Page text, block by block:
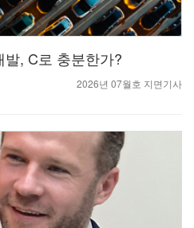
, C로 충분한가?
2026년 07월호 지면기사